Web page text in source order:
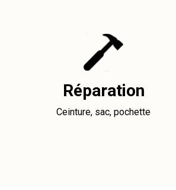
Réparation
Ceinture, sac, pochette